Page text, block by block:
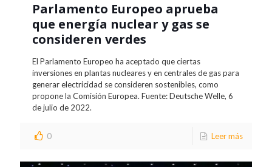
Parlamento Europeo aprueba
que energía nuclear y gas se
consideren verdes
El Parlamento Europeo ha aceptado que ciertas
inversiones en plantas nucleares y en centrales de gas para
generar electricidad se consideren sostenibles, como
propone la Comisión Europea. Fuente: Deutsche Welle, 6
de julio de 2022.
0 Leer más